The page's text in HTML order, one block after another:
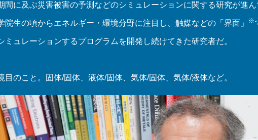
間に及ぶ災害被害の予測などのシミュレーションに関する研究が進
院生の頃からエネルギー・環境分野に注目し、触媒などの「界面」 ※
ミュレーションするプログラムを開発し続けてきた研究者だ。
のこと。固体/固体、液体/固体、気体/固体、気体/液体など。